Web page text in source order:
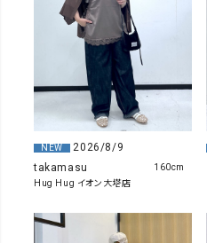
NEW
2026/8/9
takamasu
Hug Hug イオン大塔店
160cm